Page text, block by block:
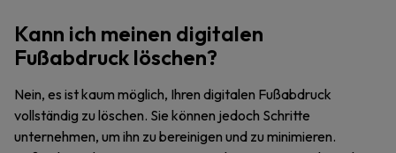
Kann ich meinen digitalen
Fußabdruck löschen?
Nein, es ist kaum möglich, Ihren digitalen Fußabdruck
vollständig zu löschen. Sie können jedoch Schritte
unternehmen, um ihn zu bereinigen und zu minimieren.